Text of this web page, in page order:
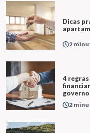
Dicas
2
4
governo
2